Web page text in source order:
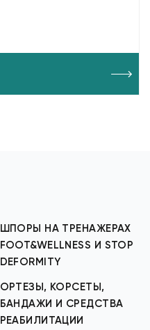
ШПОРЫ НА ТРЕНАЖЕРАХ
FOOT&WELLNESS И STOP
DEFORMITY
ОРТЕЗЫ, КОРСЕТЫ,
БАНДАЖИ И СРЕДСТВА
РЕАБИЛИТАЦИИ